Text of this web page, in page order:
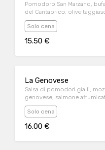
Pomodoro San Marzano,
del Cantabrico, olive
pomodorini semi-dry
Solo cena
15.50 €
La Genovese
Salsa di pomodori gialli,
genovese, salmone
Solo cena
16.00 €